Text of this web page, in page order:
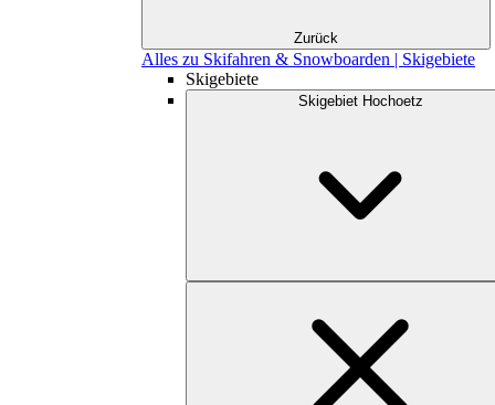
Zurück
Alles zu Skifahren & Snowboarden | Skigebiete
Skigebiete
Skigebiet Hochoetz